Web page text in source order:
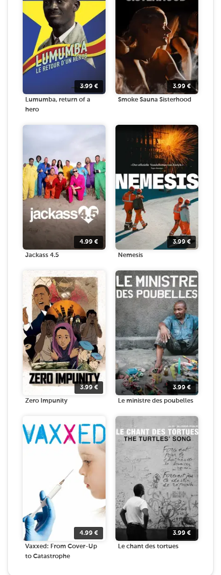
3.99 €
Lumumba, return of a
hero
3.99 €
Smoke Sauna Sisterhood
4.99 €
Jackass 4.5
3.99€
Nemesis
3.99 €
Zero Impunity
3.99 €
Le ministre des poubelles
4.99 €
Vaxxed: From Cover-Up
to Catastrophe
3.99 €
Le chant des tortues